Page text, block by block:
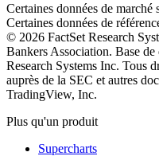
Certaines données de marché
Certaines données de
© 2026 FactSet Research
Bankers Association. Base
Research Systems Inc. Tous
auprès de la SEC et autres
TradingView, Inc.
Plus qu'un produit
Supercharts